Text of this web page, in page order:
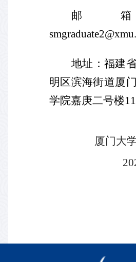
邮
地址：福建
明区滨海街道厦
学院嘉庚二号楼
厦门大